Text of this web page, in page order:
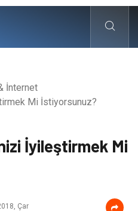
İnternet
Mi İstiyorsunuz?
İyileştirmek Mi
Çar